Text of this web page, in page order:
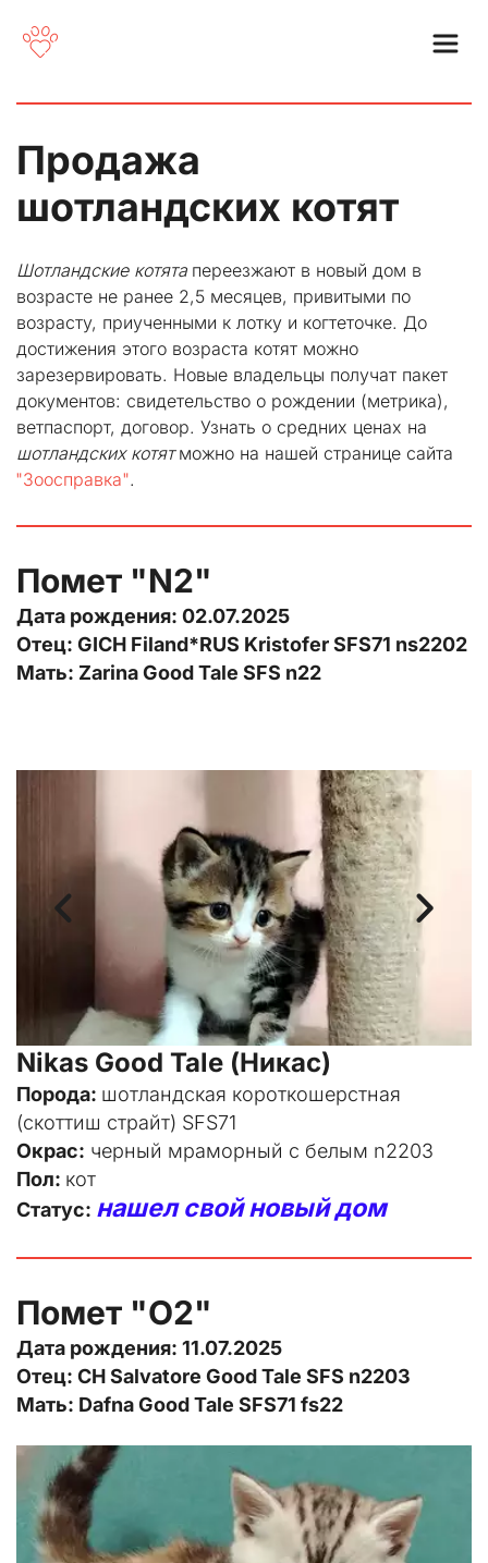
Продажа
шотландских котят
Шотландские котята переезжают в новый дом в
возрасте не ранее 2,5 месяцев, привитыми по
возрасту, приученными к лотку и когтеточке. До
достижения этого возраста котят можно
зарезервировать. Новые владельцы получат пакет
документов: свидетельство о рождении (метрика),
шотландских котят
"Зоосправка".
Помет "N2"
Дата рождения: 02.07.2025
Отец: GICH Filand*RUS Kristofer SFS71 ns2202
Мать: Zarina Good Tale SFS n22
Nikas Good Tale (Никас)
Порода: шотландская короткошерстная
(скоттиш страйт) SFS71
Окрас: черный мраморный с белым n2203
Пол: кот
Статус: нашел свой новый дом
Помет "O2"
Дата рождения: 11.07.2025
Отец: CH Salvatore Good Tale SFS n2203
Мать: Dafna Good Tale SFS71 fs22